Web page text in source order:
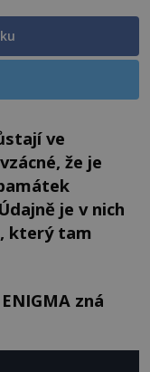
ve
že je
je v nich
který tam
zná